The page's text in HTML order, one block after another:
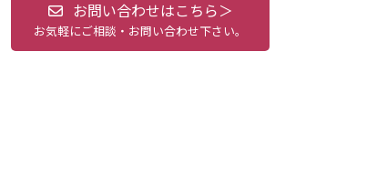
お問い合わせはこちら＞
お気軽にご相談・お問い合わせ下さい。